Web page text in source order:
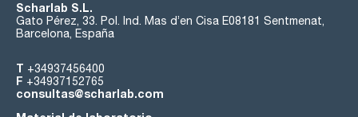
Scharlab S.L.
Gato Pérez, 33. Pol. Ind. Mas d’en Cisa E08181 Sentmenat,
Barcelona, España
T +34937456400
F +34937152765
consultas@scharlab.com